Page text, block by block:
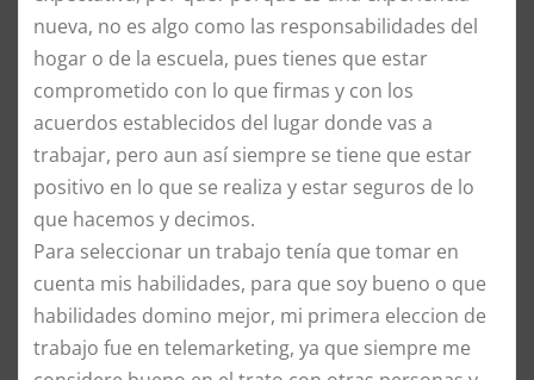
nueva, no es algo como las responsabilidades del
hogar o de la escuela, pues tienes que estar
comprometido con lo que firmas y con los
acuerdos establecidos del lugar donde vas a
trabajar, pero aun así siempre se tiene que estar
positivo en lo que se realiza y estar seguros de lo
que hacemos y decimos.
Para seleccionar un trabajo tenía que tomar en
cuenta mis habilidades, para que soy bueno o que
habilidades domino mejor, mi primera eleccion de
trabajo fue en telemarketing, ya que siempre me